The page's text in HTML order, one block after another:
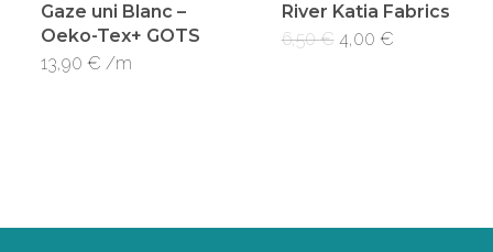
Gaze uni Blanc –
Oeko-Tex+ GOTS
13,90 € /m
River Katia Fabrics
6,50€ Le
4,00 €Le